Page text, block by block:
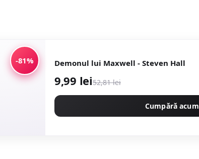
-81% Demonul lui Maxwell - Steven Hall
9,99 lei52,81 lei
Cumpără acum